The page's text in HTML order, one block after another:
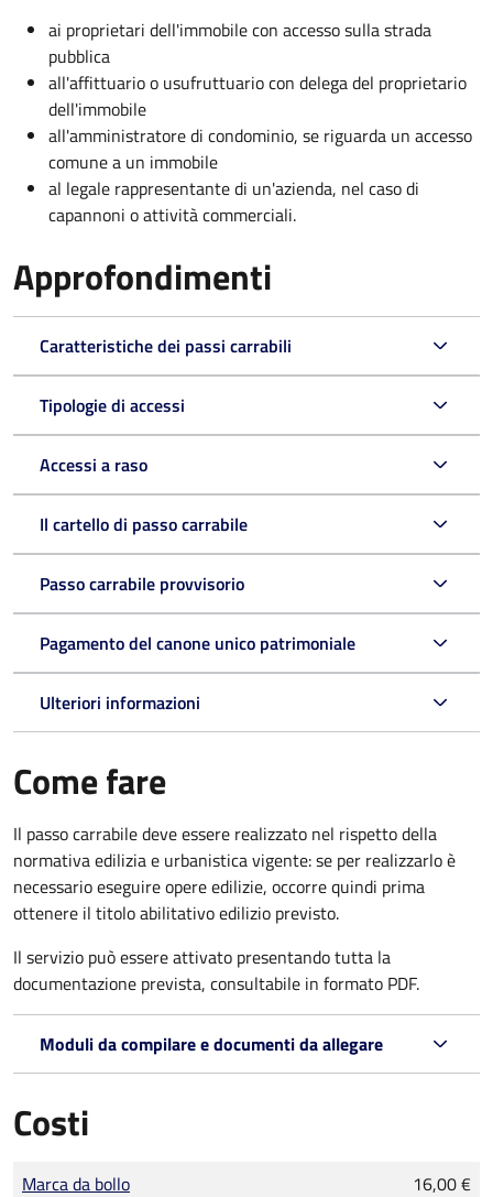
ai proprietari dell'immobile con accesso sulla strada
pubblica
all'affittuario o usufruttuario con delega del proprietario
dell'immobile
all'amministratore di condominio, se riguarda un accesso
comune a un immobile
al legale rappresentante di un'azienda, nel caso di
capannoni o attività commerciali.
Approfondimenti
Caratteristiche dei passi carrabili
Tipologie di accessi
Accessi a raso
Il cartello di passo carrabile
Passo carrabile provvisorio
Pagamento del canone unico patrimoniale
Ulteriori informazioni
Come fare
Il passo carrabile deve essere realizzato nel rispetto della
normativa edilizia e urbanistica vigente: se per realizzarlo è
necessario eseguire opere edilizie, occorre quindi prima
ottenere il titolo abilitativo edilizio previsto.
Il servizio può essere attivato presentando tutta la
documentazione prevista, consultabile in formato PDF.
Moduli da compilare e documenti da allegare
Costi
Tipo di pagamento
Importo
Marca da bollo 16,00 €